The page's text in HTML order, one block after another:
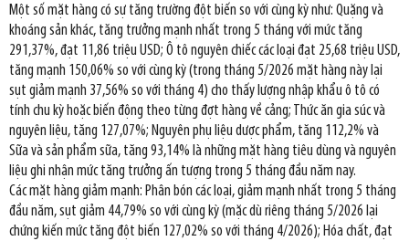
Một số mặt hàng có sự tăng trường đột biến so với cùng kỳ như: Quặng và
khoáng sản khác, tăng trưởng mạnh nhất trong 5 tháng với mức tăng
291,37%, đạt 11,86 triệu USD; Ô tô nguyên chiếc các loại đạt 25,68 triệu USD,
tăng mạnh 150,06% so với cùng kỳ (trong tháng 5/2026 mặt hàng này lại
sụt giảm mạnh 37,56% so với tháng 4) cho thấy lượng nhập khẩu ô tô có
tính chu kỳ hoặc biến động theo từng đợt hàng về cảng; Thức ăn gia súc và
nguyên liệu, tăng 127,07%; Nguyên phụ liệu dược phẩm, tăng 112,2% và
Sữa và sản phẩm sữa, tăng 93,14% là những mặt hàng tiêu dùng và nguyên
liệu ghi nhận mức tăng trưởng ấn tượng trong 5 tháng đầu năm nay.
Các mặt hàng giảm mạnh: Phân bón các loại, giảm mạnh nhất trong 5 tháng
đầu năm, sụt giảm 44,79% so với cùng kỳ (mặc dù riêng tháng 5/2026 lại
chứng kiến mức tăng đột biến 127,02% so với tháng 4/2026); Hóa chất, đạt